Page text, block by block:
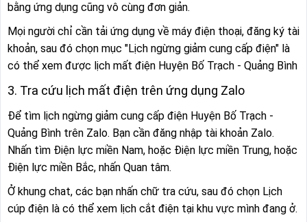
bằng ứng dụng cũng vô cùng đơn giản.
Mọi người chỉ cần tải ứng dụng về máy điện thoại, đăng ký tài
khoản, sau đó chọn mục "Lịch ngừng giảm cung cấp điện" là
có thể xem được lịch mất điện Huyện Bố Trạch - Quảng Bình
3. Tra cứu lịch mất điện trên ứng dụng Zalo
Để tìm lịch ngừng giảm cung cấp điện Huyện Bố Trạch -
Quảng Bình trên Zalo. Bạn cần đăng nhập tài khoản Zalo.
Nhấn tìm Điện lực miền Nam, hoặc Điện lực miền Trung, hoặc
Điện lực miền Bắc, nhấn Quan tâm.
Ở khung chat, các bạn nhấn chữ tra cứu, sau đó chọn Lịch
cúp điện là có thể xem lịch cắt điện tại khu vực mình đang ở.